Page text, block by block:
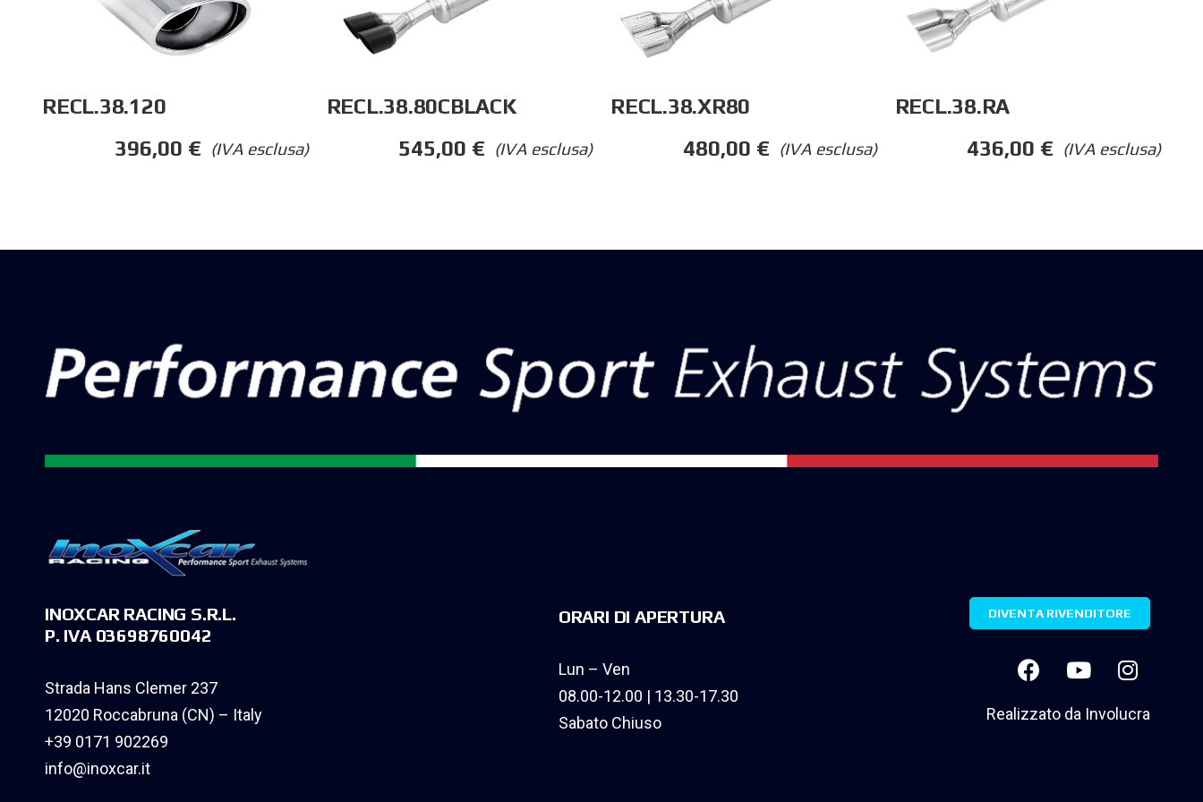
RECL.38.120
(IVA esclusa)
396,00 €
RECL.38.80CBLACK
(IVA esclusa)
545,00 €
RECL.38.XR80
(IVA esclusa)
480,00 €
RECL.38.RA
(IVA esclusa)
436,00 €
INOXCAR RACING S.R.L.
P. IVA 03698760042
Strada Hans Clemer 237
12020 Roccabruna (CN) – Italy
+39 0171 902269
info@inoxcar.it
ORARI DI APERTURA
Lun – Ven
08.00-12.00 | 13.30-17.30
Sabato Chiuso
DIVENTA RIVENDITORE
Realizzato da Involucra